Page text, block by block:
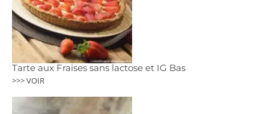
Tarte aux Fraises sans lactose et IG Bas
>>> VOIR